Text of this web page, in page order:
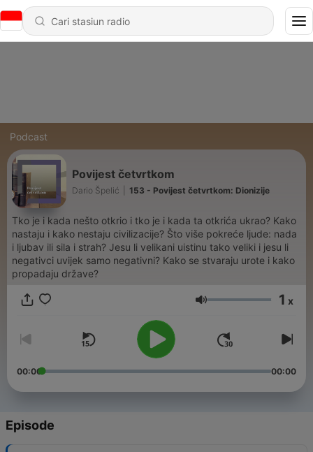
Podcast
Povijest četvrtkom
Dario Špelić 153 - Povijest četvrtkom: Dionizije
Tko je i kada nešto otkrio i tko je i kada ta otkrića ukrao? Kako
nastaju i kako nestaju civilizacije? Što više pokreće ljude: nada
i ljubav ili sila i strah? Jesu li velikani uistinu tako veliki i jesu li
negativci uvijek samo negativni? Kako se stvaraju urote i kako
propadaju države?
Volume 1 x
00:00 00:00
Episode